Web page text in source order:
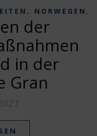
, NORWEGEN ,
der
in der
Gran